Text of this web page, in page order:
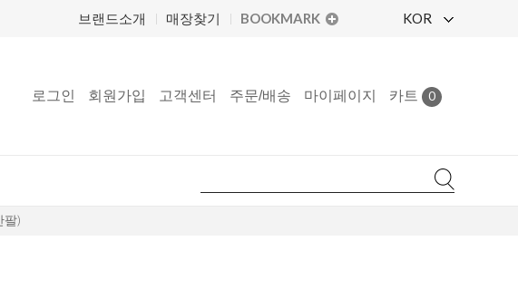
브랜드소개 매장찾기 BOOKMARK KOR
로그인 회원가입 고객센터 주문/배송 마이페이지 카트 0
팔)